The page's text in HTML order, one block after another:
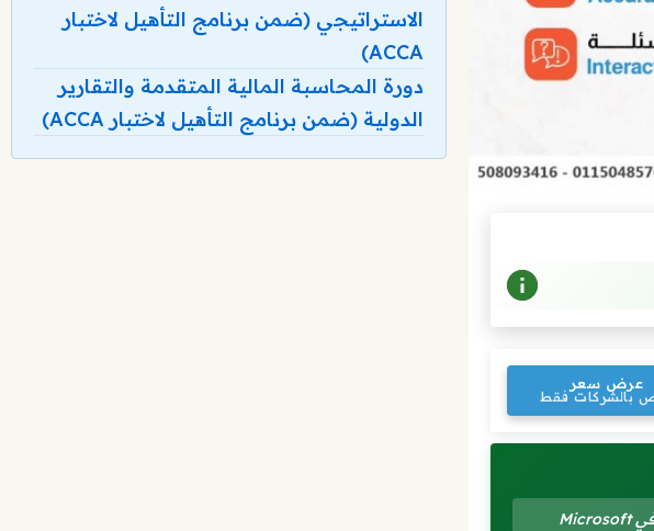
عرض سعر
بالشركات فقط
"لدي سؤال حول: الاختبار التدريبي (MB-700) للتحضير لشهادة خبير تصميم حلول تطبيقات المالية والعمليات في Microsoft
الاستراتيجي (ضمن برنامج التأهيل لاختبار
ACCA)
دورة المحاسبة المالية المتقدمة والتقارير
الدولية (ضمن برنامج التأهيل لاختبار ACCA)